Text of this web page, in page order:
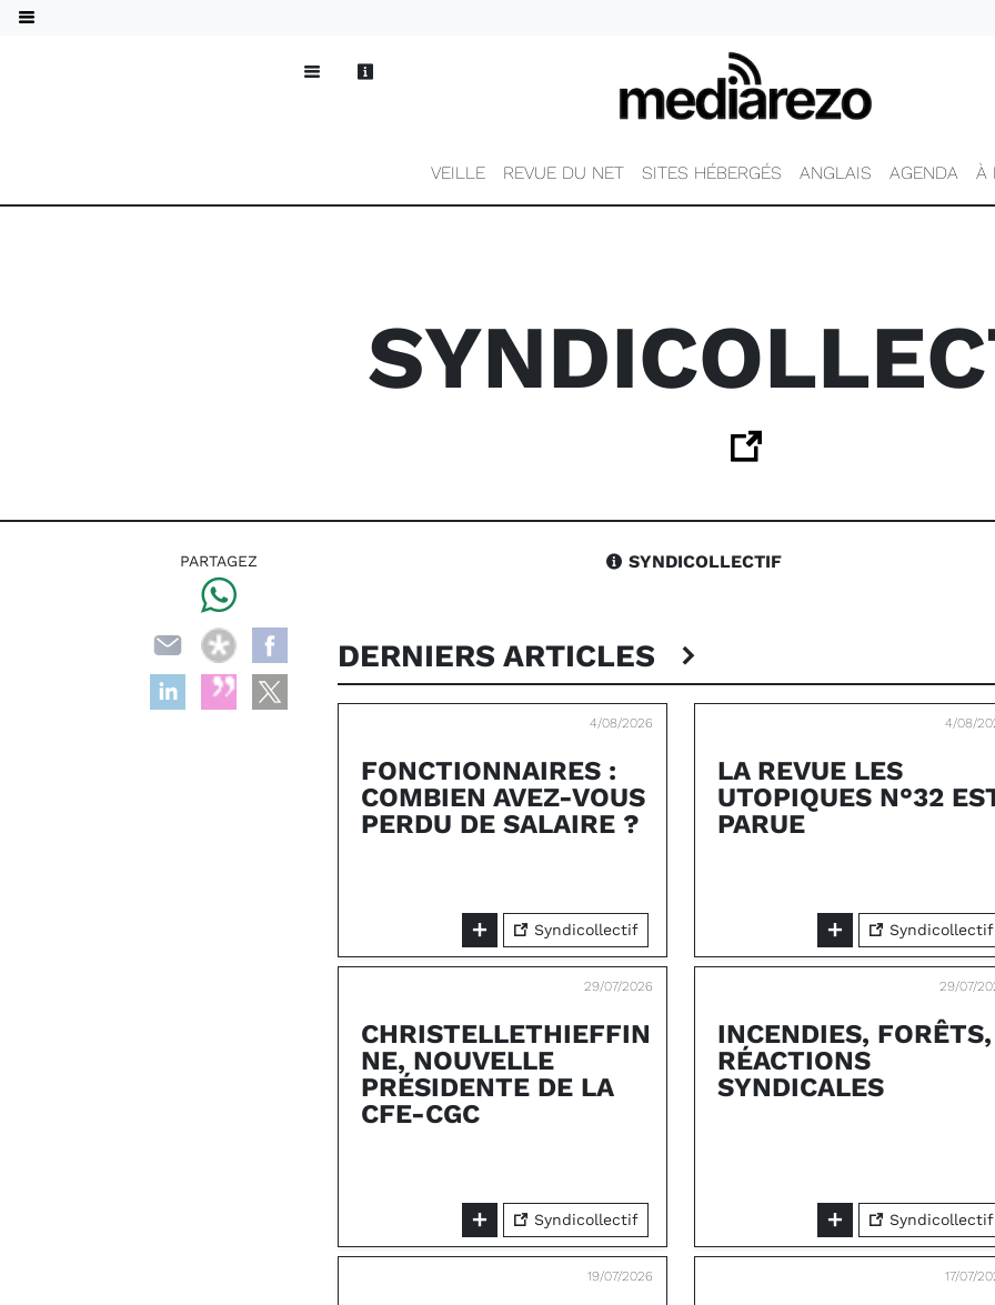
VEILLE REVUE DU NET SITES HÉBERGÉS ANGLAIS AGENDA À
SYNDICOLLECTIF
DERNIERS ARTICLES
4/08/2026
FONCTIONNAIRES :
COMBIEN AVEZ-VOUS
PERDU DE SALAIRE ?
Syndicollectif
4/08/
LA REVUE LES
UTOPIQUES N°32
PARUE
Syndicollectif
29/07/2026
CHRISTELLETHIEFFIN
NE, NOUVELLE
PRÉSIDENTE DE LA
CFE-CGC
Syndicollectif
29/07/
INCENDIES, FORÊTS,
RÉACTIONS
SYNDICALES
Syndicollectif
19/07/2026 17/07/
PARTAGEZ